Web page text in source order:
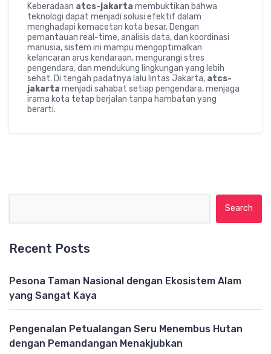
Keberadaan atcs-jakarta membuktikan bahwa
teknologi dapat menjadi solusi efektif dalam
menghadapi kemacetan kota besar. Dengan
pemantauan real-time, analisis data, dan koordinasi
manusia, sistem ini mampu mengoptimalkan
kelancaran arus kendaraan, mengurangi stres
pengendara, dan mendukung lingkungan yang lebih
sehat. Di tengah padatnya lalu lintas Jakarta, atcs-
jakarta menjadi sahabat setiap pengendara, menjaga
irama kota tetap berjalan tanpa hambatan yang
berarti.
Recent Posts
Pesona Taman Nasional dengan Ekosistem Alam
yang Sangat Kaya
Pengenalan Petualangan Seru Menembus Hutan
dengan Pemandangan Menakjubkan